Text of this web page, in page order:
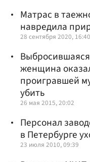
Матрас в
навредила
28 сентября 2020, 16:40
женщина
проигравшей
убить
26 мая 2015, 20:02
Персонал
в Петербурге
23 июля 2010, 09:39